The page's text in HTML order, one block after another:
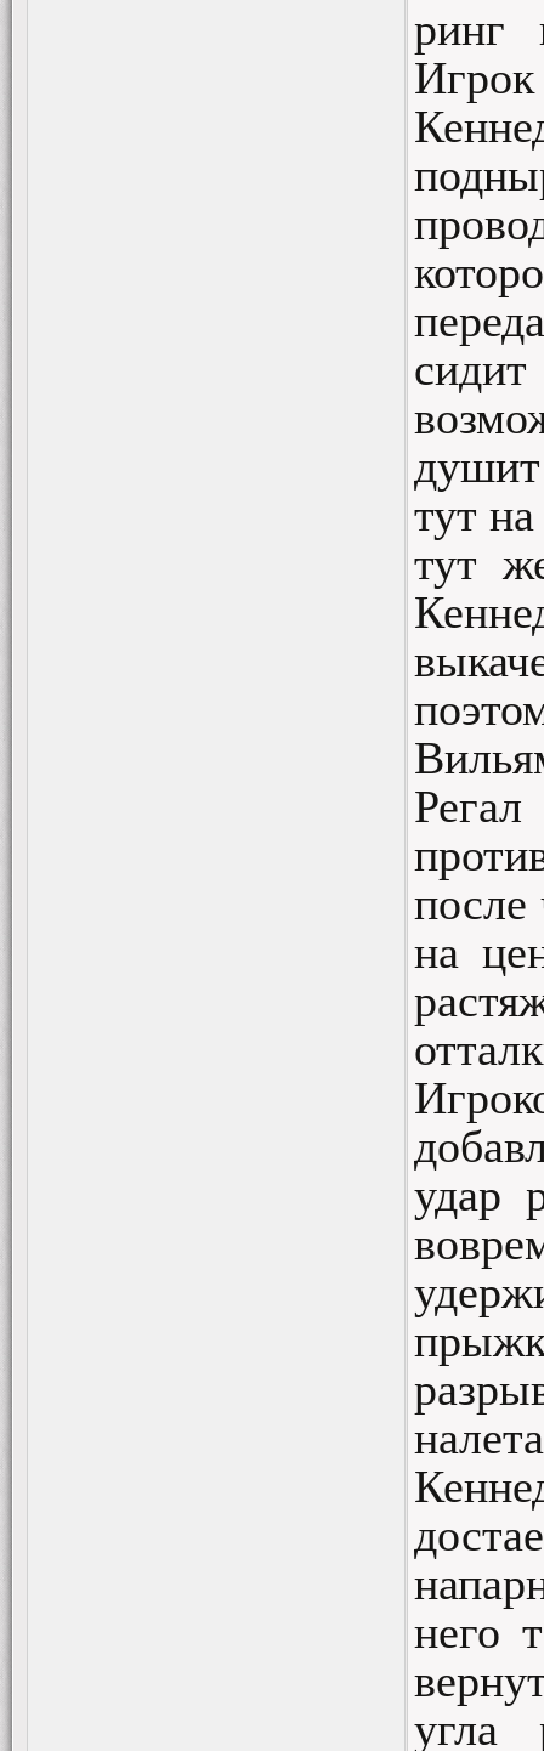
ринг
Игрок
тут
тут
после
на
удар
него
угла